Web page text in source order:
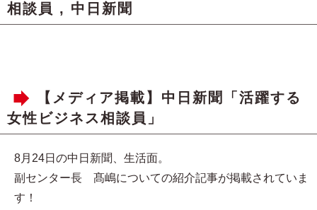
相談員 , 中日新聞
【メディア掲載】中日新聞「活躍する
女性ビジネス相談員」
8月24日の中日新聞、生活面。
副センター長 髙嶋についての紹介記事が掲載されていま
す！